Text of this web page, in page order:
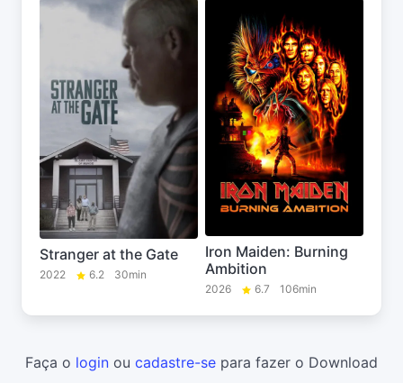
Stranger at the Gate
2022 6.2 30min
Iron Maiden: Burning
Ambition
2026 6.7 106min
Faça o login ou cadastre-se para fazer o Download